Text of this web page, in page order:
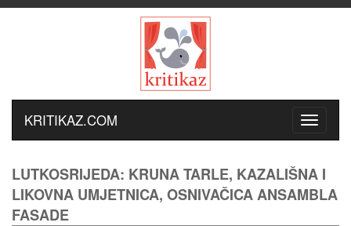
KRITIKAZ.COM
LUTKOSRIJEDA: KRUNA TARLE, KAZALIŠNA I
LIKOVNA UMJETNICA, OSNIVAČICA ANSAMBLA
FASADE